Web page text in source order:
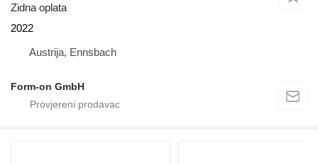
Zidna oplata
2022
Austrija, Ennsbach
Form-on GmbH